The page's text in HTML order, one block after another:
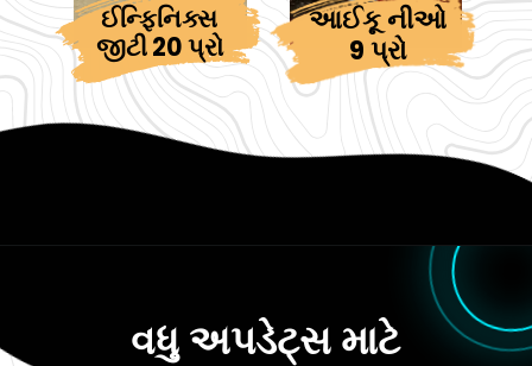
ઈન્ફિનિક્સ
જીટી 20 પ્રો
આઈકૂ નીઓ
9 પ્રો
વધુ અપડેટ્સ માટે